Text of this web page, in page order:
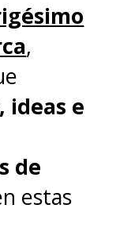
,
ideas e
de
estas